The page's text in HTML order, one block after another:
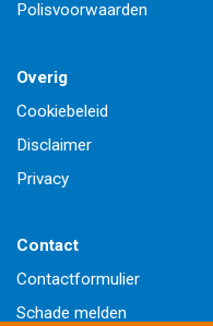
Polisvoorwaarden
Overig
Cookiebeleid
Disclaimer
Privacy
Contact
Contactformulier
Schade melden